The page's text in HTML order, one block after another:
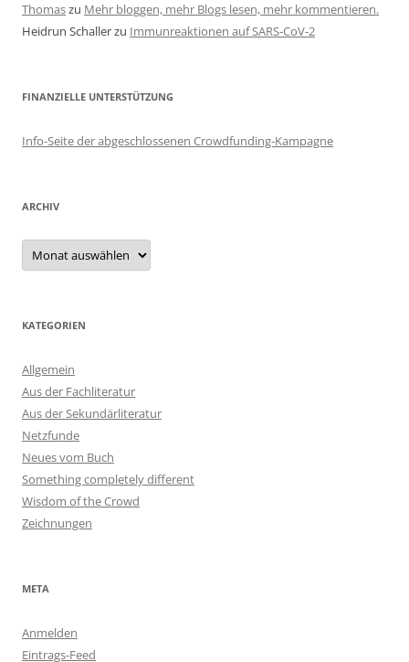
Thomaszu Mehr bloggen, mehr Blogs lesen, mehr kommentieren.
Heidrun Schallerzu Immunreaktionen auf SARS-CoV-2
FINANZIELLE UNTERSTÜTZUNG
Info-Seite der abgeschlossenen Crowdfunding-Kampagne
ARCHIV
Archiv
KATEGORIEN
Allgemein
Aus der Fachliteratur
Aus der Sekundärliteratur
Netzfunde
Neues vom Buch
Something completely different
Wisdom of the Crowd
Zeichnungen
META
Anmelden
Eintrags-Feed